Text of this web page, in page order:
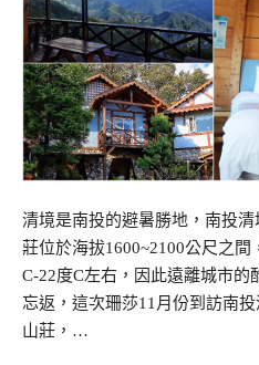
清境是南投的避暑勝地，南投
莊位於海拔1600~2100公尺之
C-22度C左右，因此遠離城市
忘返，這次珊莎11月份到訪南
山莊，…